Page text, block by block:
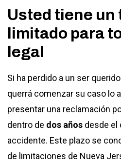
Usted tiene un
limitado para
legal
Si ha perdido a un ser
querrá comenzar su caso lo
presentar una reclamación
dentro de dos años desde el
accidente. Este plazo se
de limitaciones de Nueva